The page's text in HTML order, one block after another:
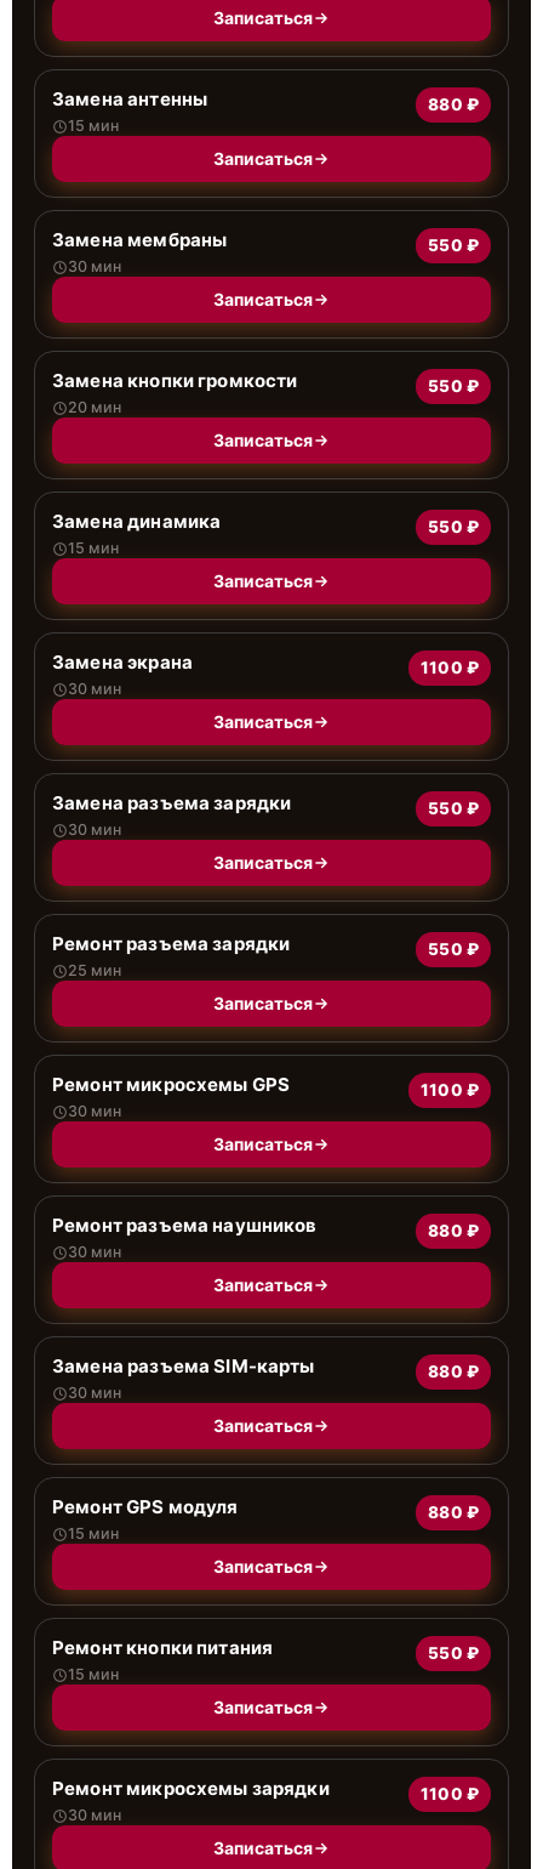
Записаться
Замена антенны
15 мин
880 ₽
Записаться
Замена мембраны
30 мин
550 ₽
Записаться
Замена кнопки громкости
20 мин
550 ₽
Записаться
Замена динамика
15 мин
550 ₽
Записаться
Замена экрана
30 мин
1100 ₽
Записаться
Замена разъема зарядки
30 мин
550 ₽
Записаться
Ремонт разъема зарядки
25 мин
550 ₽
Записаться
Ремонт микросхемы GPS
30 мин
1100 ₽
Записаться
Ремонт разъема наушников
30 мин
880 ₽
Записаться
Замена разъема SIM-карты
30 мин
880 ₽
Записаться
Ремонт GPS модуля
15 мин
880 ₽
Записаться
Ремонт кнопки питания
15 мин
550 ₽
Записаться
Ремонт микросхемы зарядки
30 мин
1100 ₽
Записаться